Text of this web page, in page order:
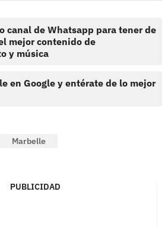
canal de Whatsapp para tener de
mejor contenido de
y música
en Google y entérate de lo mejor
Marbelle
PUBLICIDAD